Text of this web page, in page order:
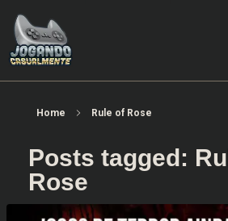
Home Rule of Rose
Posts tagged:
Rose